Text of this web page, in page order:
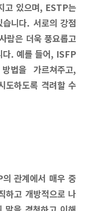
고 있으며, ESTP는
니다. 서로의 강점
람은 더욱 풍요롭고
다. 예를 들어, ISFP
법을 가르쳐주고,
도하도록 격려할 수
관계에서 매우 중
하고 개방적으로 나